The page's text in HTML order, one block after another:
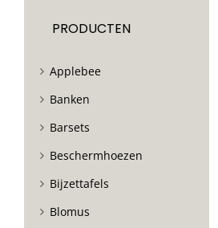
PRODUCTEN
Applebee
Banken
Barsets
Beschermhoezen
Bijzettafels
Blomus